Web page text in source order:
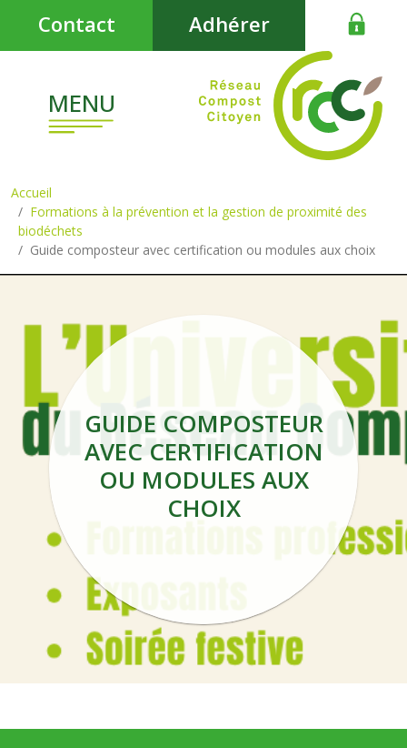
MENU
Contact Adhérer
Accueil
Formations à la prévention et la gestion de proximité des
biodéchets
Guide composteur avec certification ou modules aux choix
GUIDE COMPOSTEUR
AVEC CERTIFICATION
OU MODULES AUX
CHOIX